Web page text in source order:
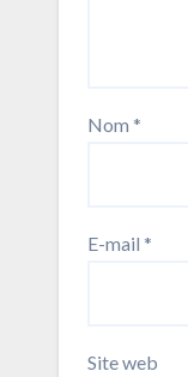
Nom *
E-mail *
Site web